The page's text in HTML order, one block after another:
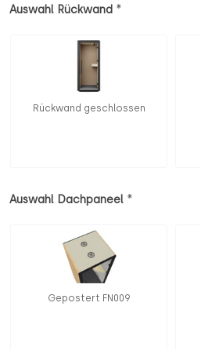
Auswahl Rückwand *
Rückwand geschlossen
Auswahl Dachpaneel *
Gepostert FN009